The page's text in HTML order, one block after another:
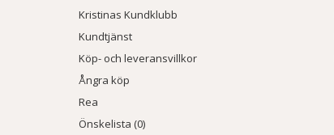
Kristinas Kundklubb
Kundtjänst
Köp- och leveransvillkor
Ångra köp
Rea
Önskelista (0)